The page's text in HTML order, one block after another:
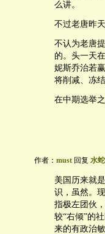
么讲。
不过老唐昨
不认为老唐
的。头一天
妮斯乔治若
将削减、冻
在中期选举
作者： must 回复 水蛇
美国历来就
识，虽然。
指极左团伙
较“右倾”的
来的有政治